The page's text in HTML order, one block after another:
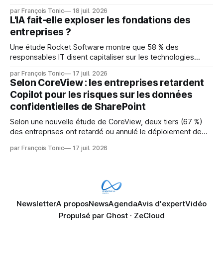
mainteneurs — irréalisable. Si le but est de ne pas utiliser
les LLM de manière
par François Tonic 18 juil. 2026
L'IA fait-elle exploser les fondations des
entreprises ?
Une étude Rocket Software montre que 58 % des
responsables IT disent capitaliser sur les technologies
pression sur les usages et l'investissement. Cette pression
révèle un écart entre l'ambition et la préparation.
par François Tonic 17 juil. 2026
Selon CoreView : les entreprises retardent
Copilot pour les risques sur les données
confidentielles de SharePoint
Selon une nouvelle étude de CoreView, deux tiers (67 %)
des entreprises ont retardé ou annulé le déploiement de
données confidentielles de SharePoint. Les trois quarts (75
par François Tonic 17 juil. 2026
NewsletterA proposNewsAgendaAvis d'expertVidéo
Propulsé par Ghost· ZeCloud